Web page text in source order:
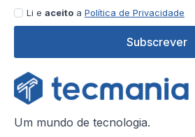
Li e aceito a Política de Privacidade
Subscrever
Um mundo de tecnologia.